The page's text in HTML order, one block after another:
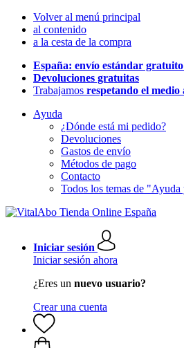
Volver al menú principal
al contenido
a la cesta de la compra
España: envío estándar gratuito
Devoluciones gratuitas
Trabajamos respetando el medio
Ayuda
¿Dónde está mi pedido?
Devoluciones
Gastos de envío
Métodos de pago
Contacto
Todos los temas de
Iniciar sesión
Iniciar sesión ahora
¿Eres un nuevo usuario?
Crear una cuenta